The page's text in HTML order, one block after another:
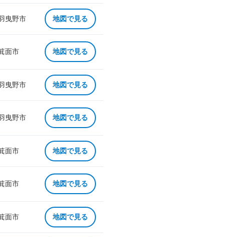
曳野市 地図で見る
面市 地図で見る
曳野市 地図で見る
曳野市 地図で見る
面市 地図で見る
面市 地図で見る
面市 地図で見る